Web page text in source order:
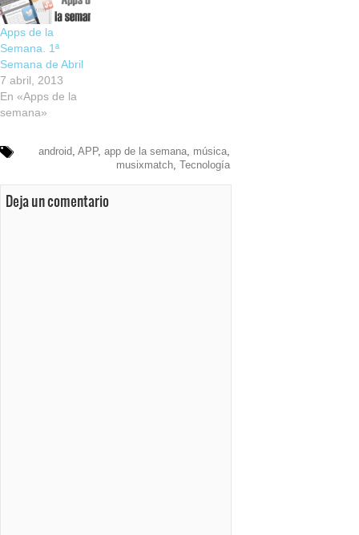
Apps de la
Semana. 1ª
Semana de Abril
7 abril, 2013
En «Apps de la
semana»
android APP, app de la semana, música,
musixmatch, Tecnología
Deja un comentario